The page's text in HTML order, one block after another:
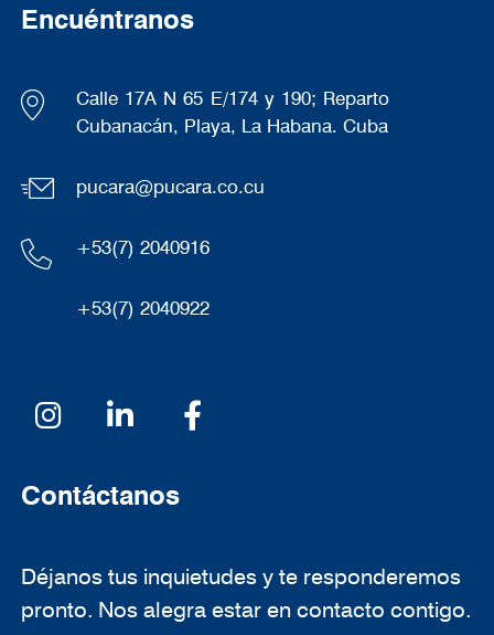
Encuéntranos
Calle 17A N 65 E/174 y 190; Reparto
Cubanacán, Playa, La Habana. Cuba
pucara@pucara.co.cu
+53(7) 2040916
+53(7) 2040922
Contáctanos
Déjanos tus inquietudes y te responderemos
pronto. Nos alegra estar en contacto contigo.